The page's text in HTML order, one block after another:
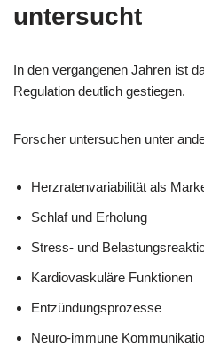
untersucht
In den vergangenen Jahren ist
Regulation deutlich gestiegen.
Forscher untersuchen unter
Herzratenvariabilität als
Schlaf und Erholung
Stress- und
Kardiovaskuläre Funktionen
Entzündungsprozesse
Neuro-immune